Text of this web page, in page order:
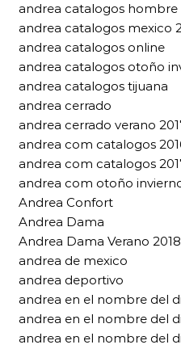
andrea catalogos hombre
andrea catalogos mexico
andrea catalogos online
andrea catalogos otoño
andrea catalogos tijuana
andrea cerrado
andrea cerrado verano
andrea com catalogos
andrea com catalogos
andrea com otoño
Andrea Confort
Andrea Dama
Andrea Dama Verano 2018
andrea de mexico
andrea deportivo
andrea en el nombre del
andrea en el nombre del
andrea en el nombre del